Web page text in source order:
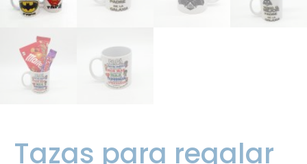
Tazas para regalar